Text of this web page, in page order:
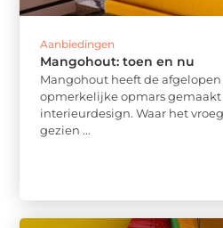
Aanbiedingen
Mangohout: toen en nu
Mangohout heeft de afgelopen
opmerkelijke opmars gemaakt
interieurdesign. Waar het
gezien ...